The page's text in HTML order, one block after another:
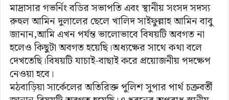
মাদ্রাসার গভর্নিং বডির সভাপতি এবং স্থানীয় সংসদ সদস্য
রুহুল আমিন দুলালের ছেলে খালিদ সাইফুল্লাহ আমিন বাবু
জানান,আমি এখন পর্যন্ত ভালোভাবে বিষয়টি অবগত না
হলেও কিছুটা অবগত হয়েছি।অধ্যক্ষের সাথে কথা বলে
দেখতেছি।বিষয়টি যাচাই-বাছাই করে প্রয়োজনীয় পদক্ষেপ
নেওয়া হবে।
মঠবাড়িয়া সার্কেলের অতিরিক্ত পুলিশ সুপার পার্থ চক্রবর্তী